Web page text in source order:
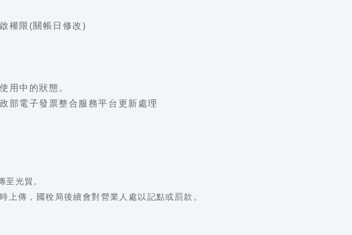
權限(關帳日修改)
用中的狀態。
部電子發票整合服務平台更新處理
光貿。
，國稅局後續會對營業人處以記點或罰款。